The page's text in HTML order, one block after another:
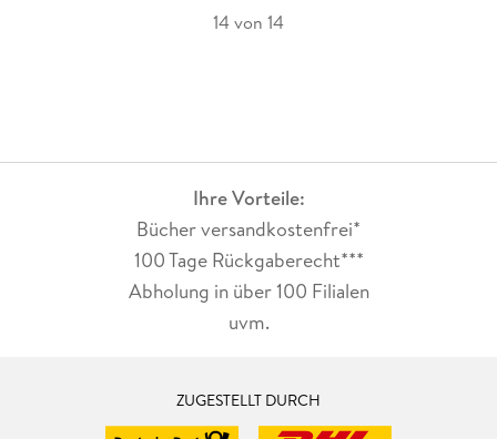
14 von 14
Ihre Vorteile:
Bücher versandkostenfrei*
100 Tage Rückgaberecht***
Abholung in über 100 Filialen
uvm.
ZUGESTELLT DURCH